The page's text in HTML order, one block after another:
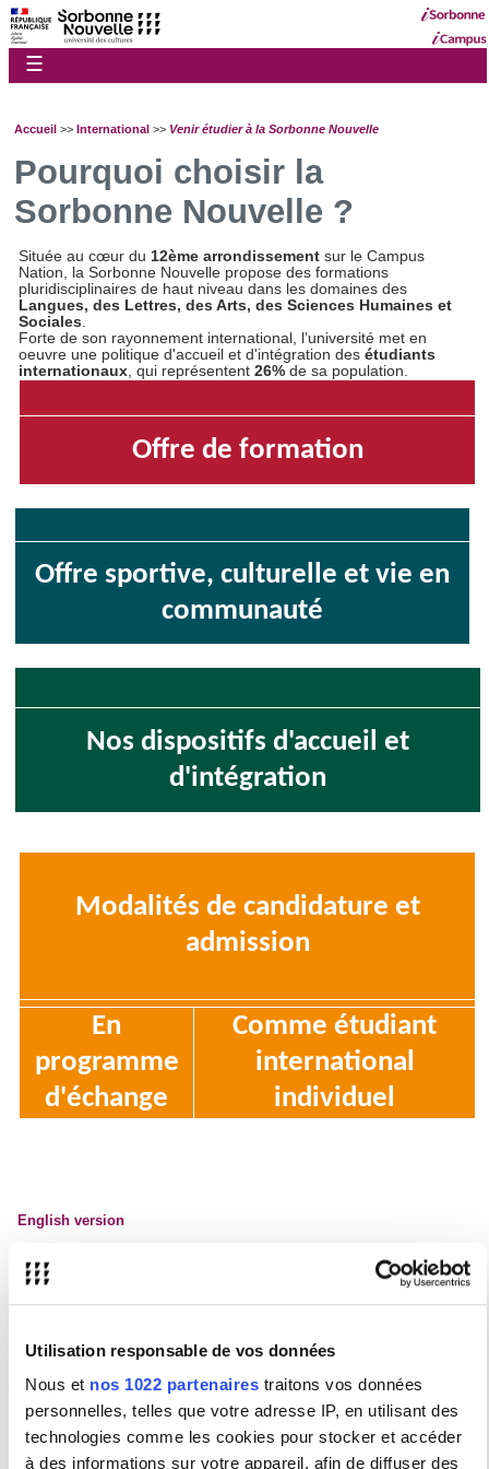
Utilisation responsable de vos données
Nous et nos 1022 partenaires traitons vos données
personnelles, telles que votre adresse IP, en utilisant des
technologies comme les cookies pour stocker et accéder
à des informations sur votre appareil, afin de diffuser des
☰
Accueil >> International >> Venir étudier à la Sorbonne Nouvelle
Pourquoi choisir la
Sorbonne Nouvelle ?
Située au cœur du12ème arrondissement sur le Campus
Nation, la Sorbonne Nouvelle propose des formations
pluridisciplinaires de haut niveau dans les domaines des
Langues, des Lettres, des Arts, des Sciences Humaines et
Sociales.
Forte de son rayonnement international, l’université met en
oeuvre une politique d'accueil et d'intégration desétudiants
internationaux, qui représentent26% de sa population.
Offre de formation
Offre sportive, culturelle et vie en
communauté
Nos dispositifs d'accueil et
d'intégration
Modalités de candidature et
admission
En
programme
d'échange
Comme étudiant
international
individuel
English version
Versión española
Téléchargez iciles calendriers de la campagne de candidature 2025-
2026 pour la procédure Etudes en France.